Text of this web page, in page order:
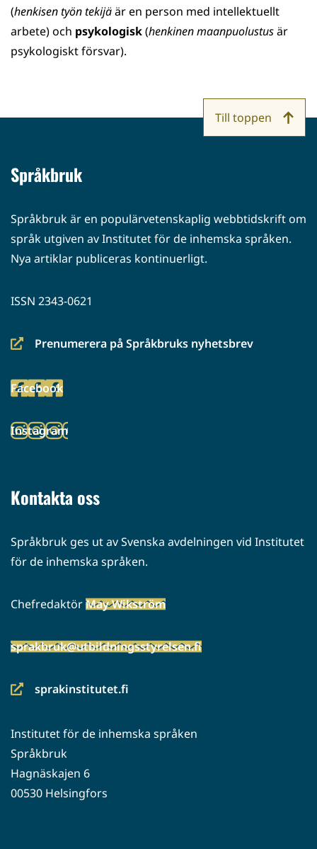
(henkisen työn tekijäär en person med intellektuellt
arbete) och psykologisk(henkinen maanpuolustusär
psykologiskt försvar).
Språkbruk
Språkbruk är en populärvetenskaplig webbtidskrift om
språk utgiven av Institutet för de inhemska språken.
Nya artiklar publiceras kontinuerligt.
ISSN 2343-0621
Prenumerera på Språkbruks nyhetsbrev
(siirryt
palveluun)
Facebook
(siirryt
palveluun)
Instagram
(siirryt
Kontakta oss
Språkbruk ges ut av Svenska avdelningen vid Institutet
för de inhemska språken.
ChefredaktörMay Wikström
sprakbruk@utbildningsstyrelsen.fi
sprakinstitutet.fi
(siirryt
palveluun)
Institutet för de inhemska språken
Språkbruk
Hagnäskajen 6
00530 Helsingfors
Till toppen